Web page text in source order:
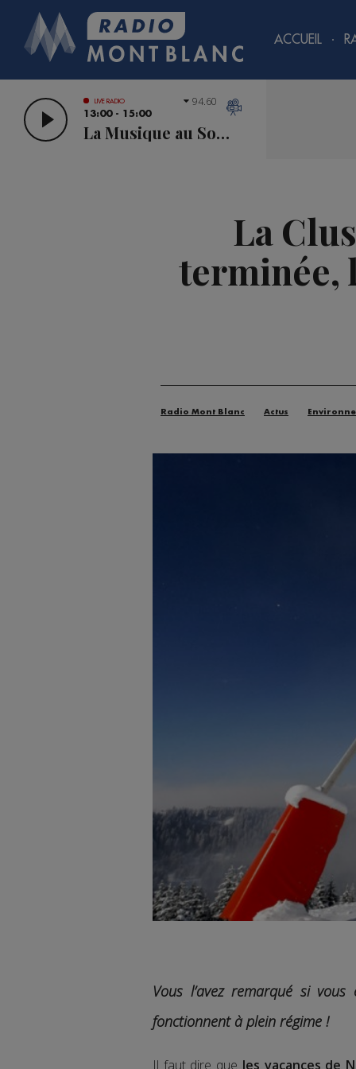
ACCUEIL
LIVE RADIO
13:00 - 15:00
La Musique au Sommet
94.60
La
terminée,
Radio Mont Blanc Actus
Vous l’avez remarqué si
fonctionnent à plein régime !
Il faut dire que les vacances de